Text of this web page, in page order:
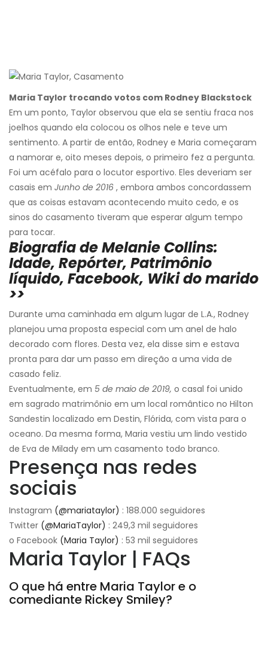
Maria Taylor trocando votos com Rodney Blackstock
Em um ponto, Taylor observou que ela se sentiu fraca nos
joelhos quando ela colocou os olhos nele e teve um
sentimento. A partir de então, Rodney e Maria começaram
a namorar e, oito meses depois, o primeiro fez a pergunta.
Foi um acéfalo para o locutor esportivo. Eles deveriam ser
casais em Junho de 2016 , embora ambos concordassem
que as coisas estavam acontecendo muito cedo, e os
sinos do casamento tiveram que esperar algum tempo
para tocar.
Biografia de Melanie Collins:
Idade, Repórter, Patrimônio
líquido, Facebook, Wiki do marido
>>
Durante uma caminhada em algum lugar de L.A., Rodney
planejou uma proposta especial com um anel de halo
decorado com flores. Desta vez, ela disse sim e estava
pronta para dar um passo em direção a uma vida de
casado feliz.
Eventualmente, em 5 de maio de 2019, o casal foi unido
em sagrado matrimônio em um local romântico no Hilton
Sandestin localizado em Destin, Flórida, com vista para o
oceano. Da mesma forma, Maria vestiu um lindo vestido
de Eva de Milady em um casamento todo branco.
Presença nas redes
sociais
Instagram (@mariataylor) : 188.000 seguidores
Twitter (@MariaTaylor) : 249,3 mil seguidores
o Facebook (Maria Taylor) : 53 mil seguidores
Maria Taylor | FAQs
O que há entre Maria Taylor e o
comediante Rickey Smiley?